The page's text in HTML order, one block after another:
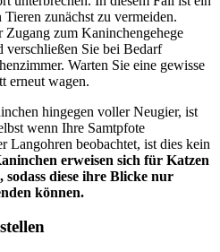
zunächst zu vermeiden.
Zugang zum Kaninchengehege
Sie bei Bedarf
Warten Sie eine gewisse
erneut wagen.
hingegen voller Neugier, ist
wenn Ihre Samtpfote
Langohren beobachtet, ist dies kein
erweisen sich für Katzen
diese ihre Blicke nur
können.